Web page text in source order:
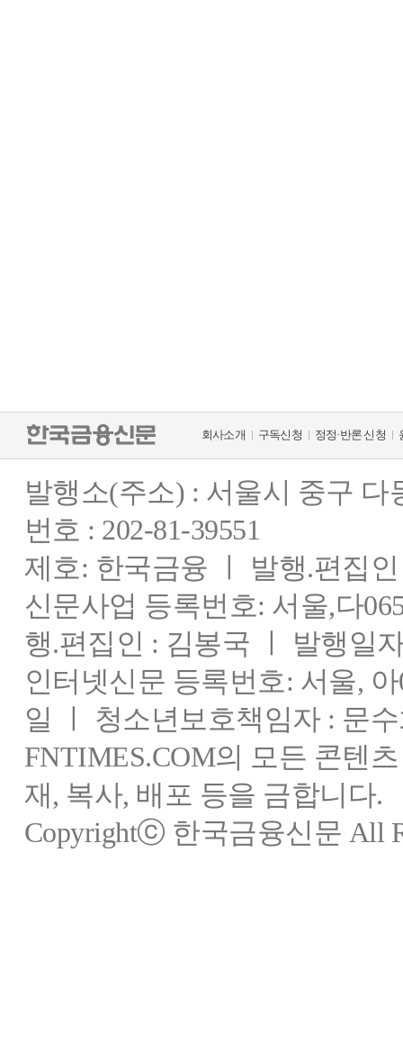
회사소개 구독신청 정정·반론 신청
발행소(주소) : 서울시 중구
번호 : 202-81-39551
제호: 한국금융 ㅣ 발행.편집
신문사업 등록번호: 서울,다
행.편집인 : 김봉국 ㅣ 발행일
인터넷신문 등록번호: 서울,
일 ㅣ 청소년보호책임자 : 문
FNTIMES.COM의 모든 콘텐
재, 복사, 배포 등을 금합니다.
Copyrightⓒ 한국금융신문 All